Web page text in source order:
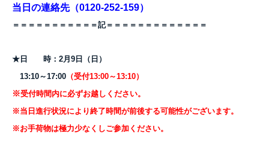
当日の連絡先（0120-252-159）
＝＝＝＝＝＝＝＝＝＝＝記＝＝＝＝＝＝＝＝＝＝＝＝＝
★日 時：2月9日（日）
13:10～17:00 （受付13:00～13:10）
※受付時間内に必ずお越しください。
※当日進行状況により終了時間が前後する可能性がございます。
※お手荷物は極力少なくしご参加ください。